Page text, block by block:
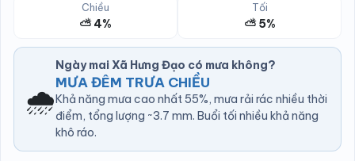
Chiều
⛅ 4%
Tối
⛅ 5%
🌧️
Ngày mai Xã Hưng Đạo có mưa không?
MƯA ĐÊM TRƯA CHIỀU
Khả năng mưa cao nhất 55%, mưa rải rác nhiều thời
điểm, tổng lượng ~3.7 mm. Buổi tối nhiều khả năng
khô ráo.